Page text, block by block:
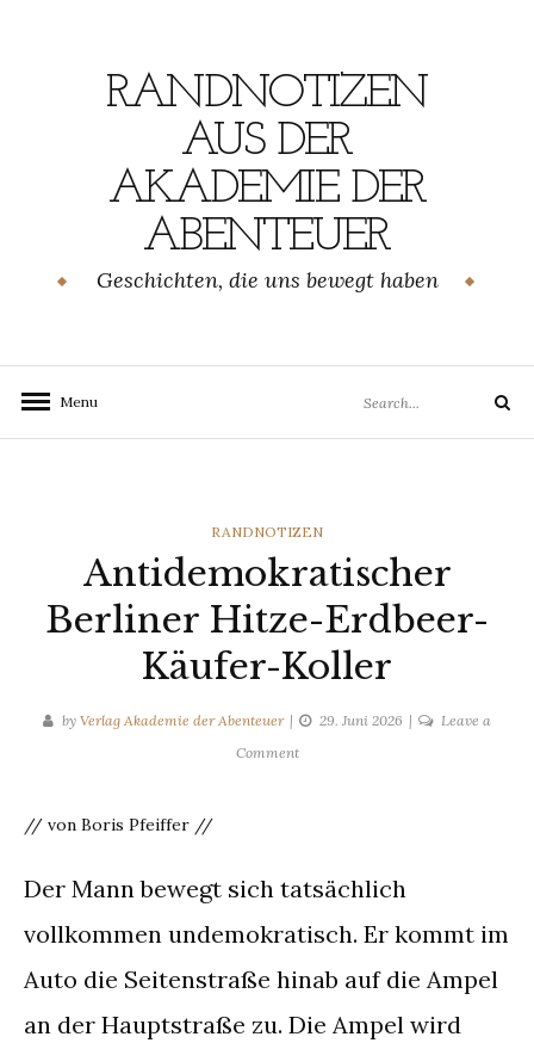
RANDNOTIZEN
AUS DER
AKADEMIE DER
ABENTEUER
Geschichten, die uns bewegt haben
Menu
for:
Search
CATEGORIES
RANDNOTIZEN
Antidemokratischer
Berliner Hitze-Erdbeer-
Käufer-Koller
by Verlag Akademie der Abenteuer 29. Juni 2026
Leave a
Commenton
Käufer-
// von Boris Pfeiffer //
Der Mann bewegt sich tatsächlich
vollkommen undemokratisch. Er kommt im
Auto die Seitenstraße hinab auf die Ampel
an der Hauptstraße zu. Die Ampel wird